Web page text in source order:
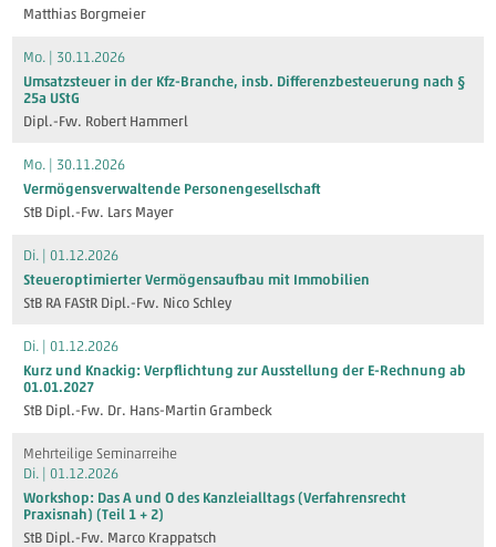
Matthias Borgmeier
Mo. | 30.11.2026
Umsatzsteuer in der Kfz-Branche, insb. Differenzbesteuerung nach §
25a UStG
Dipl.-Fw. Robert Hammerl
Mo. | 30.11.2026
Vermögensverwaltende Personengesellschaft
StB Dipl.-Fw. Lars Mayer
Di. | 01.12.2026
Steueroptimierter Vermögensaufbau mit Immobilien
StB RA FAStR Dipl.-Fw. Nico Schley
Di. | 01.12.2026
Kurz und Knackig: Verpflichtung zur Ausstellung der E-Rechnung ab
01.01.2027
StB Dipl.-Fw. Dr. Hans-Martin Grambeck
Mehrteilige Seminarreihe
Di. | 01.12.2026
Workshop: Das A und O des Kanzleialltags (Verfahrensrecht
Praxisnah) (Teil 1 + 2)
StB Dipl.-Fw. Marco Krappatsch